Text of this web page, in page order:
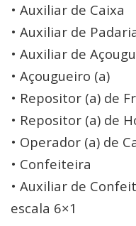
• Auxiliar de Caixa
• Auxiliar de
• Auxiliar de
• Açougueiro (a)
• Repositor (a) de
• Repositor (a) de
• Operador (a) de
• Confeiteira
• Auxiliar de
escala 6×1